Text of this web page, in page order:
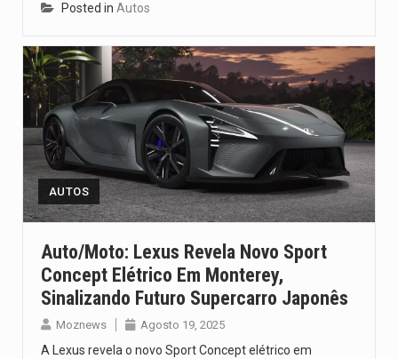
Posted in Autos
AUTOS
Auto/Moto: Lexus Revela Novo Sport
Concept Elétrico Em Monterey,
Sinalizando Futuro Supercarro Japonês
Moznews Agosto 19, 2025
A Lexus revela o novo Sport Concept elétrico em